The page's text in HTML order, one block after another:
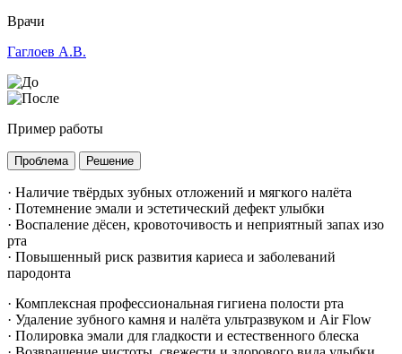
Врачи
Гаглоев А.В.
Пример работы
Проблема Решение
· Наличие твёрдых зубных отложений и мягкого налёта
· Потемнение эмали и эстетический дефект улыбки
· Воспаление дёсен, кровоточивость и неприятный запах изо
рта
· Повышенный риск развития кариеса и заболеваний
пародонта
· Комплексная профессиональная гигиена полости рта
· Удаление зубного камня и налёта ультразвуком и Air Flow
· Полировка эмали для гладкости и естественного блеска